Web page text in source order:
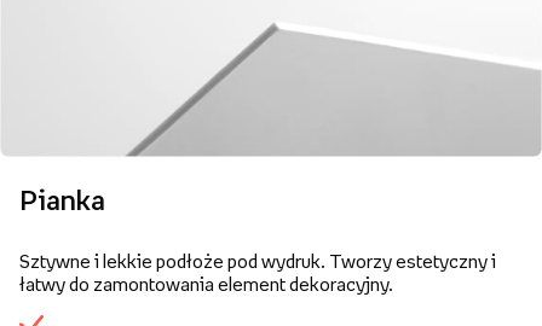
Pianka
Sztywne i lekkie podłoże pod wydruk. Tworzy estetyczny i
łatwy do zamontowania element dekoracyjny.